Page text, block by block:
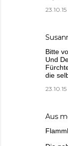
23.10.15
Bitte
Und
die
23.10.15
Aus